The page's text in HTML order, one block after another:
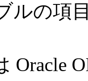
ルの項
Oracle